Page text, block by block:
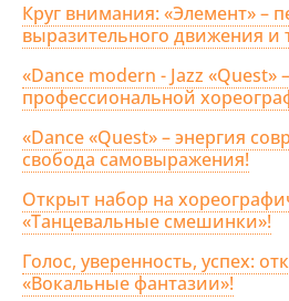
Круг внимания: «Элемент» –
выразительного движения и
«Dance modern - Jazz
профессиональной
«Dance «Quest» – энергия
свобода самовыражения!
Открыт набор на
«Танцевальные смешинки»!
Голос, уверенность, успех:
«Вокальные фантазии»!